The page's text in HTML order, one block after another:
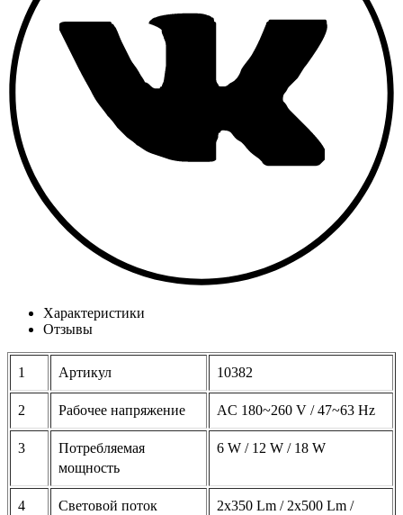
Характеристики
Отзывы
1 Артикул 10382
2 Рабочее напряжение AC 180~260 V / 47~63 Hz
3
Потребляемая
мощность
6 W / 12 W / 18 W
4 Световой поток
2x350 Lm / 2x500 Lm /